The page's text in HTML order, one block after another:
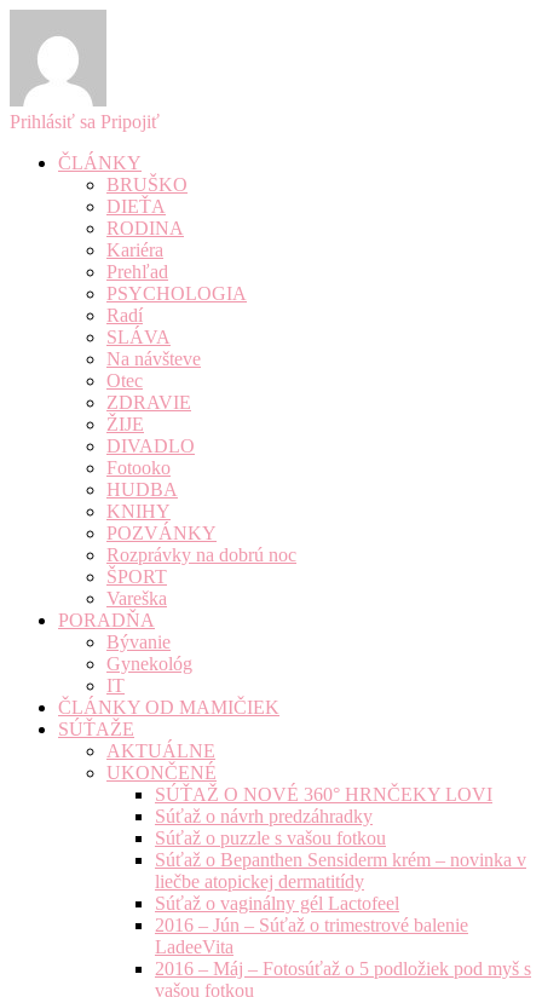
Prihlásiť sa Pripojiť
ČLÁNKY
BRUŠKO
DIEŤA
RODINA
Kariéra
Prehľad
PSYCHOLOGIA
Radí
SLÁVA
Na návšteve
Otec
ZDRAVIE
ŽIJE
DIVADLO
Fotooko
HUDBA
KNIHY
POZVÁNKY
Rozprávky na dobrú noc
ŠPORT
Vareška
PORADŇA
Bývanie
Gynekológ
IT
ČLÁNKY OD MAMIČIEK
SÚŤAŽE
AKTUÁLNE
UKONČENÉ
SÚŤAŽ O NOVÉ 360° HRNČEKY LOVI
Súťaž o návrh predzáhradky
Súťaž o puzzle s vašou fotkou
Súťaž o Bepanthen Sensiderm krém – novinka v
liečbe atopickej dermatitídy
Súťaž o vaginálny gél Lactofeel
2016 – Jún – Súťaž o trimestrové balenie
LadeeVita
2016 – Máj – Fotosúťaž o 5 podložiek pod myš s
vašou fotkou